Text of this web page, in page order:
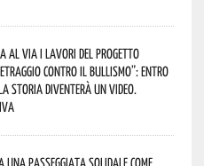
al via i lavori del progetto
contro il bullismo”: entro
storia diventerà un video.
una passeggiata solidale come